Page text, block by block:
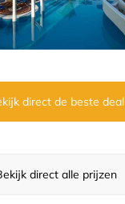
direct de beste deal
direct alle prijzen